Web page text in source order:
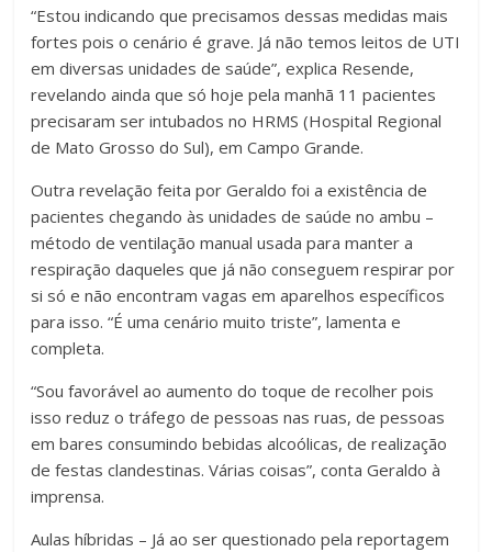
“Estou indicando que precisamos dessas medidas mais
fortes pois o cenário é grave. Já não temos leitos de UTI
em diversas unidades de saúde”, explica Resende,
revelando ainda que só hoje pela manhã 11 pacientes
precisaram ser intubados no HRMS (Hospital Regional
de Mato Grosso do Sul), em Campo Grande.
Outra revelação feita por Geraldo foi a existência de
pacientes chegando às unidades de saúde no ambu –
método de ventilação manual usada para manter a
respiração daqueles que já não conseguem respirar por
si só e não encontram vagas em aparelhos específicos
para isso. “É uma cenário muito triste”, lamenta e
completa.
“Sou favorável ao aumento do toque de recolher pois
isso reduz o tráfego de pessoas nas ruas, de pessoas
em bares consumindo bebidas alcoólicas, de realização
de festas clandestinas. Várias coisas”, conta Geraldo à
imprensa.
Aulas híbridas – Já ao ser questionado pela reportagem